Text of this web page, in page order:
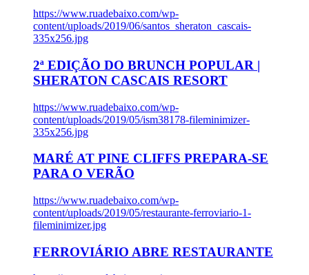
https://www.ruadebaixo.com/wp-
content/uploads/2019/06/santos_sheraton_cascais-
335x256.jpg
2ª EDIÇÃO DO BRUNCH POPULAR |
SHERATON CASCAIS RESORT
https://www.ruadebaixo.com/wp-
content/uploads/2019/05/ism38178-fileminimizer-
335x256.jpg
MARÉ AT PINE CLIFFS PREPARA-SE
PARA O VERÃO
https://www.ruadebaixo.com/wp-
content/uploads/2019/05/restaurante-ferroviario-1-
fileminimizer.jpg
FERROVIÁRIO ABRE RESTAURANTE